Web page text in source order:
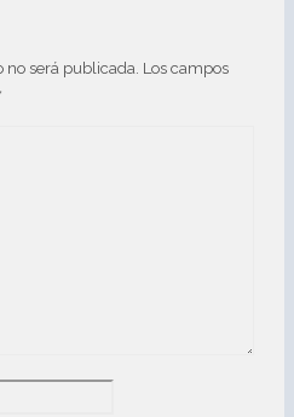
no será publicada. Los campos
*